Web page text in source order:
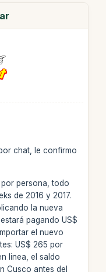
chat, le confirmo
persona, todo
de 2016 y 2017.
la nueva
pagando US$
el nuevo
US$ 265 por
linea, el saldo
Cusco antes del